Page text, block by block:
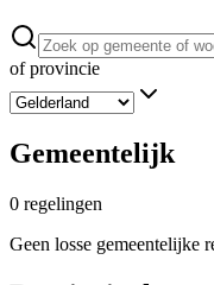
of provincie
Gemeentelijk
0 regelingen
Geen losse gemeentelijke